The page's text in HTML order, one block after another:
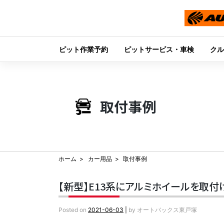
ピット作業予約 ピットサービス・車検 ク
取付事例
ホーム カー用品 取付事例
【新型】E13系にアルミホイールを取
Posted on 2021-06-03 by オートバックス東戸塚